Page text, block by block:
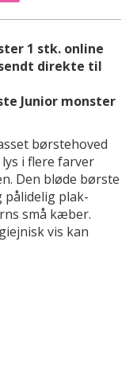
1 stk. online
direkte til
Junior monster
børstehoved
i flere farver
Den bløde børste
plak-
små kæber.
vis kan